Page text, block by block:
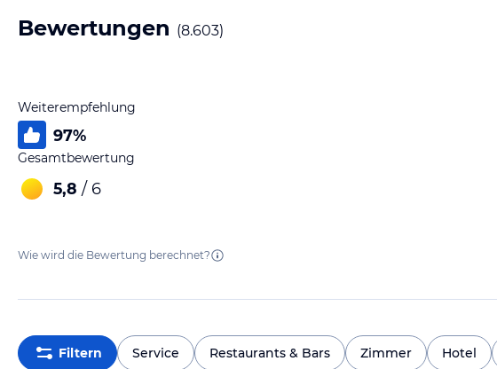
Bewertungen (8.603)
Weiterempfehlung
97%
Gesamtbewertung
5,8 / 6
Wie wird die Bewertung berechnet?
Filtern Service Restaurants & Bars Zimmer Hotel